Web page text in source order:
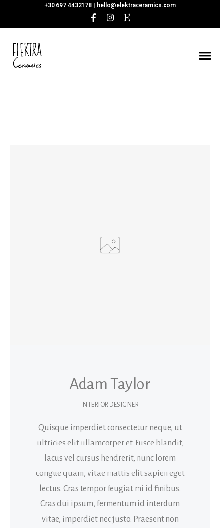
+30 697 4432178 | hello@elektraceramics.com
Adam Taylor
INTERIOR DESIGNER
Quisque imperdiet consectetur neque, ut
ultricies elit ullamcorper et. Fusce blandit,
lacus vel cursus hendrerit, nunc lorem
congue quam, vitae mattis elit sapien eget
lectus. Cras tempor feugiat mi id finibus.
Cras dui ipsum, fermentum id interdum
vitae, imperdiet nec justo. Praesent non